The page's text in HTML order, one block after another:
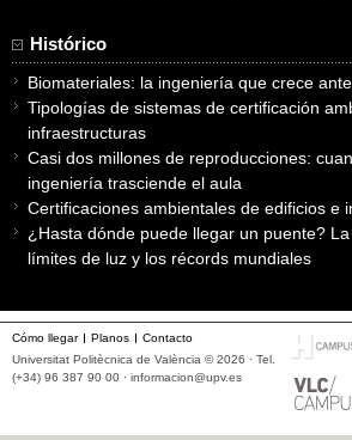
Histórico
Biomateriales: la ingeniería que crece
Tipologías de sistemas de certificación
infraestructuras
Casi dos millones de reproducciones:
ingeniería trasciende el aula
Certificaciones ambientales de edificios e
¿Hasta dónde puede llegar un puente?
límites de luz y los récords mundiales
Cómo llegar Planos
Contacto
Universitat Politècnica de València © 2026 · Tel.
(+34) 96 387 90 00 · informacion@upv.es